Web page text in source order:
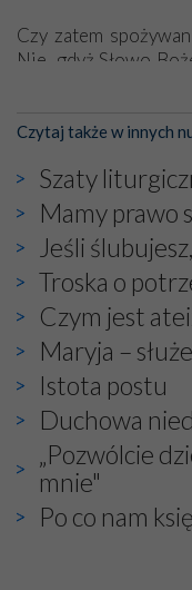
Czy zatem
Nie, gdyż Słowo
[Pełny tekst w
Czytaj także w innych
Szaty
Mamy prawo
Jeśli
Troska o
Czym jest
Maryja –
Istota postu
Duchowa
„Pozwólcie
mnie"
Po co nam